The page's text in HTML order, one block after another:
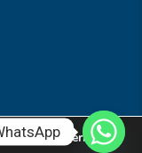
melhor experiência